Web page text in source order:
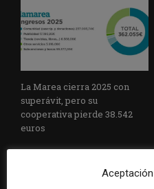
La Marea cierra 2025 con
superávit, pero su
cooperativa pierde 38.542
euros